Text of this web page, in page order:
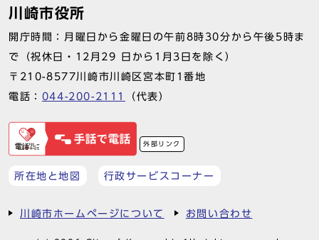
川崎市役所
開庁時間：月曜日から金曜日の午前8時30分から午後5時ま
で（祝休日・12月29 日から1月3日を除く）
〒210-8577川崎市川崎区宮本町1番地
電話： 044-200-2111 （代表）
外部リンク
所在地と地図 行政サービスコーナー
川崎市ホームページについて お問い合わせ